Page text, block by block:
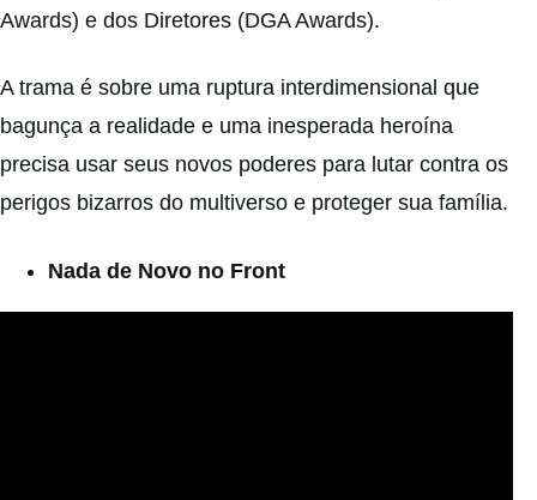
Awards) e dos Diretores (DGA Awards).
A trama é sobre uma ruptura interdimensional que
bagunça a realidade e uma inesperada heroína
precisa usar seus novos poderes para lutar contra os
perigos bizarros do multiverso e proteger sua família.
Nada de Novo no Front